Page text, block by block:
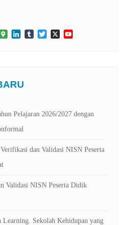
GoogleLinkedInTumblrTwitter
X
Pelajaran 2026/2027 dengan
Verifikasi dan Validasi NISN Peserta
Validasi NISN Peserta Didik
Learning. Sekolah Kehidupan yang